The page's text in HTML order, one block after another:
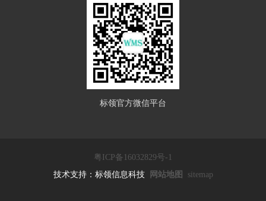
标领官方微信平台
粤ICP备16032829号-1
技术支持：标领信息科技 网站地图 sitemap